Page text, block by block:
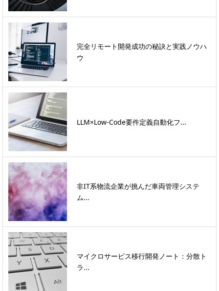
完全リモート開発成功の秘訣と実践ノウハ
ウ
LLM×Low-Code要件定義自動化フ...
非IT系物流企業が挑んだ車両管理システ
ム...
マイクロサービス移行開発ノート：分散ト
ラ...